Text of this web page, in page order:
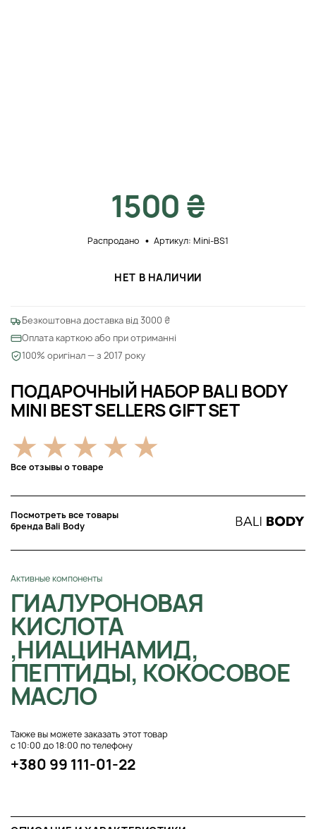
ПОДАРОЧНЫЙ НАБОР BALI BODY
MINI BEST SELLERS GIFT SET
Все отзывы о товаре
Посмотреть все товары
бренда Bali Body
Активные компоненты
ГИАЛУРОНОВАЯ
КИСЛОТА
,НИАЦИНАМИД,
ПЕПТИДЫ, КОКОСОВОЕ
МАСЛО
Также вы можете заказать этот товар
с 10:00 до 18:00 по телефону
+380 99 111-01-22
1500 ₴
Распродано Артикул: Mini-BS1
НЕТ В НАЛИЧИИ
Безкоштовна доставка від 3000 ₴
Оплата карткою або при отриманні
100% оригінал — з 2017 року